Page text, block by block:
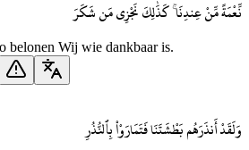
نِّعْمَةً مِّنْ عِندِنَا ۚ كَذَٰلِكَ نَجْزِى مَن شَكَرَ
belonen Wij wie dankbaar is.
وَلَقَدْ أَنذَرَهُم بَطْشَتَنَا فَتَمَارَوْا۟ بِٱلنُّذُرِ